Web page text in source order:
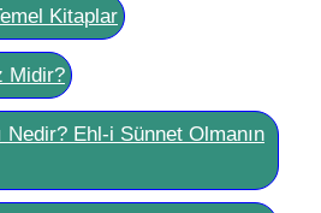
Kitaplar
Midir?
Nedir? Ehl-i Sünnet Olmanın